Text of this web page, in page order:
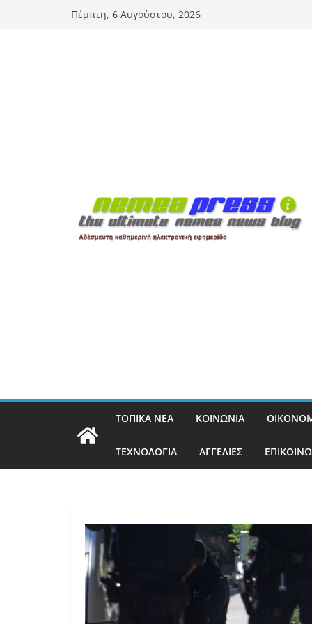
Πέμπτη, 6 Αυγούστου, 2026
ΤΟΠΙΚΑ ΝΕΑ ΚΟΙΝΩΝΙΑ
ΤΕΧΝΟΛΟΓΙΑ ΑΓΓΕΛΙΕΣ